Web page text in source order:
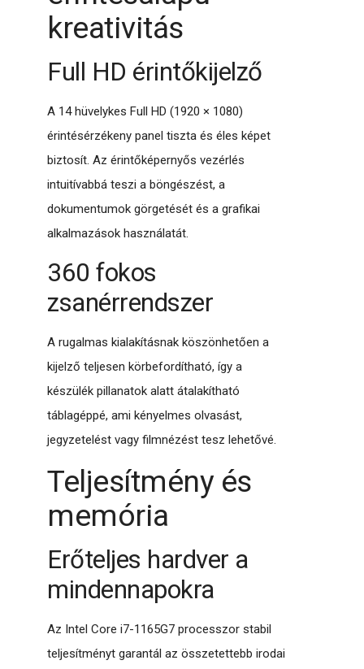
kreativitás
Full HD érintőkijelző
A 14 hüvelykes Full HD (1920 × 1080)
érintésérzékeny panel tiszta és éles képet
biztosít. Az érintőképernyős vezérlés
intuitívabbá teszi a böngészést, a
dokumentumok görgetését és a grafikai
alkalmazások használatát.
360 fokos
zsanérrendszer
A rugalmas kialakításnak köszönhetően a
kijelző teljesen körbefordítható, így a
készülék pillanatok alatt átalakítható
táblagéppé, ami kényelmes olvasást,
jegyzetelést vagy filmnézést tesz lehetővé.
Teljesítmény és
memória
Erőteljes hardver a
mindennapokra
Az Intel Core i7-1165G7 processzor stabil
teljesítményt garantál az összetettebb irodai